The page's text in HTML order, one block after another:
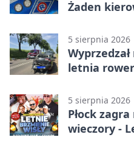
Żaden
5 sierpnia 2026
letnia
5 sierpnia 2026
Płock
wieczory -